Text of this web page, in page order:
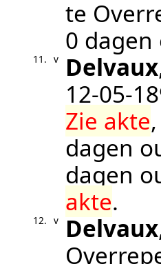
te
0
11. v Delvaux
Zie akte
dagen
dagen
akte.
12. v Delvaux